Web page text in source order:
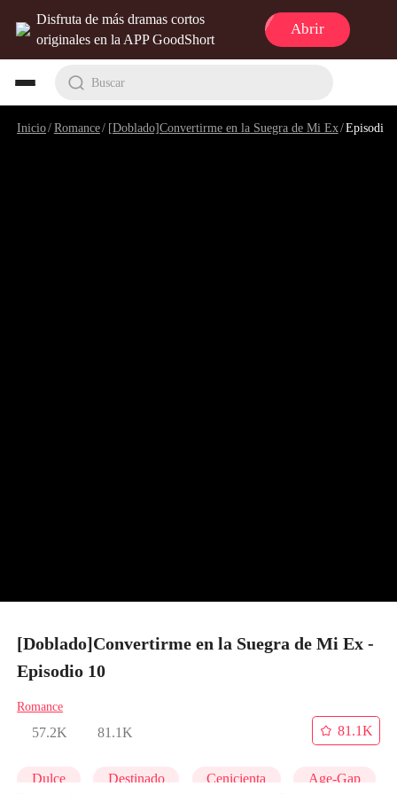
Disfruta de más dramas cortos
originales en la APP GoodShort
Abrir
Buscar
Inicio/Romance/ [Doblado]Convertirme en la Suegra de Mi Ex/Episodio 10
[Doblado]Convertirme en la Suegra de Mi Ex -
Episodio 10
Romance
57.2K 81.1K
81.1K
Dulce Destinado Cenicienta Age-Gap